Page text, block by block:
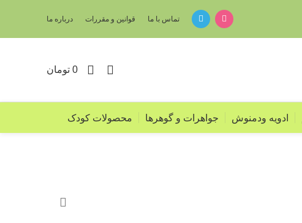
تماس با ما قوانین و مقررات درباره ما
0 تومان
ادویه ودمنوش جواهرات و گوهرها محصولات کودک